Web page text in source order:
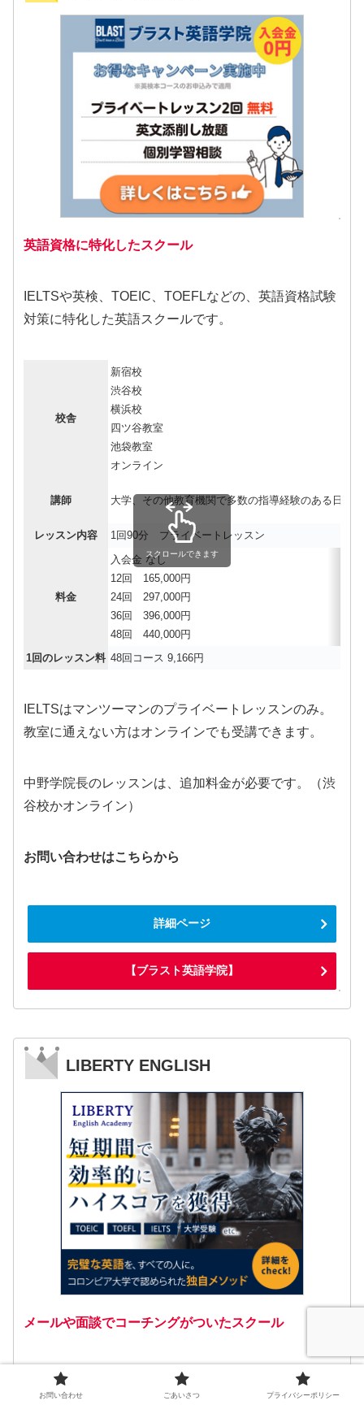
英語資格に特化したスクール
IELTSや英検、TOEIC、TOEFLなどの、英語資格試験
対策に特化した英語スクールです。
校舎
新宿校
渋谷校
横浜校
四ツ谷教室
池袋教室
オンライン
講師 大学、その他教育機関で多数の指導経験のある日本
レッスン内容 1回90分 プライベートレッスン
料金
入会金 なし
12回 165,000円
24回 297,000円
36回 396,000円
48回 440,000円
1回のレッスン料 48回コース 9,166円
スクロールできます
IELTSはマンツーマンのプライベートレッスンのみ。
教室に通えない方はオンラインでも受講できます。
中野学院長のレッスンは、追加料金が必要です。（渋
谷校かオンライン）
お問い合わせはこちらから
詳細ページ
【ブラスト英語学院】
LIBERTY ENGLISH
メールや面談でコーチングがついたスクール
「成果保証」「点数保証」「延長保証」などの保証制
度が充実。結果に満足できなかった場合、条件を満た
お問い合わせ ごあいさつ プライバシーポリシー